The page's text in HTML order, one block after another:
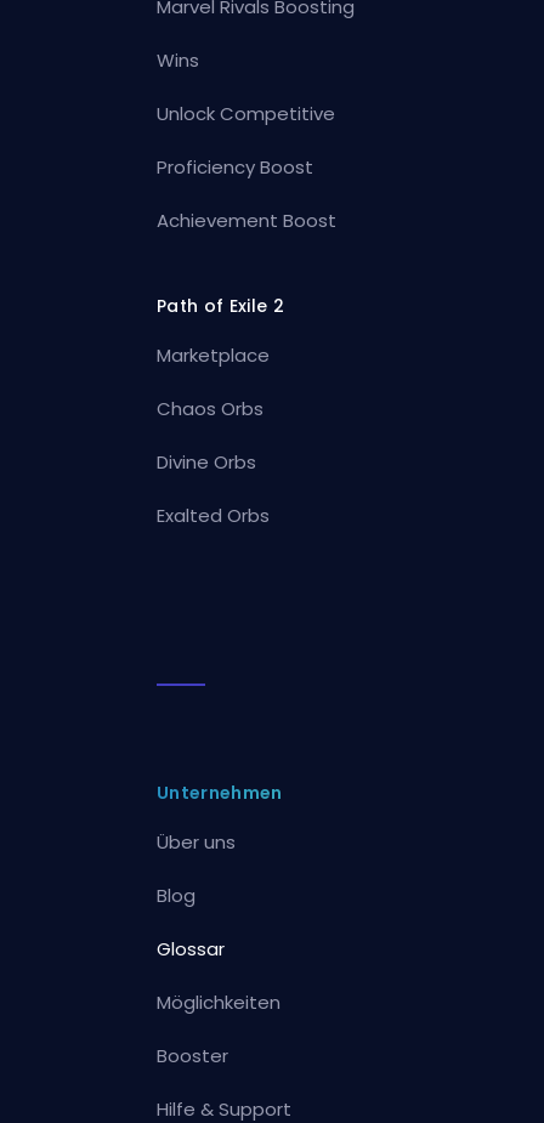
Marvel Rivals Boosting
Wins
Unlock Competitive
Proficiency Boost
Achievement Boost
Path of Exile 2
Marketplace
Chaos Orbs
Divine Orbs
Exalted Orbs
Unternehmen
Über uns
Blog
Glossar
Möglichkeiten
Booster
Hilfe & Support